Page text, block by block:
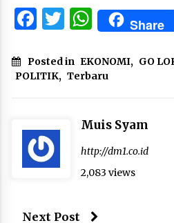
Facebook
TwitterShare
Posted in EKONOMI, GO
POLITIK, Terbaru
Muis Syam
http://dm1.co.id
2,083 views
Next Post